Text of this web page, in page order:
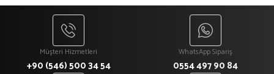
Müşteri Hizmetleri
+90 (546) 500 34 54
WhatsApp Sipariş
0554 497 90 84